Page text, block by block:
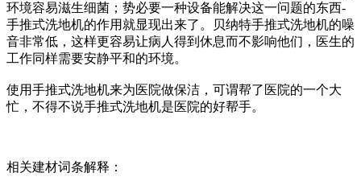
环境容易滋生细菌；势必要一种设备能解决这一问题的东西-
手推式洗地机的作用就显现出来了。贝纳特手推式洗地机的噪
音非常低，这样更容易让病人得到休息而不影响他们，医生的
工作同样需要安静平和的环境。
使用手推式洗地机来为医院做保洁，可谓帮了医院的一个大
忙，不得不说手推式洗地机是医院的好帮手。
相关建材词条解释：